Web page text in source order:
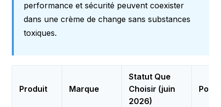
performance et sécurité peuvent coexister
dans une crème de change sans substances
toxiques.
Produit Marque
Statut Que
Choisir (juin
2026)